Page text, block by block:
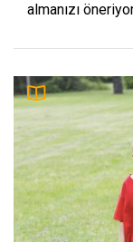
almanızı